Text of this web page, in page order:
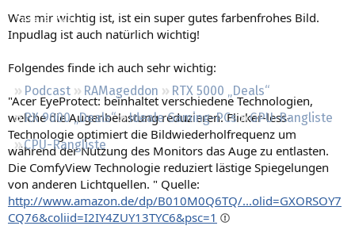
Leserartikel
Podcast RAMageddon
RTX 5000 „Deals“
RX 9000 „Deals“
Ideale Gaming-PCs
GPU-Rangliste
CPU-Rangliste
Was mir wichtig ist, ist ein super gutes farbenfrohes Bild.
Inpudlag ist auch natürlich wichtig!
Folgendes finde ich auch sehr wichtig:
"Acer EyeProtect: beinhaltet verschiedene Technologien,
welche die Augenbelastung reduzieren. Flicker-less-
Technologie optimiert die Bildwiederholfrequenz um
während der Nutzung des Monitors das Auge zu entlasten.
Die ComfyView Technologie reduziert lästige Spiegelungen
von anderen Lichtquellen. " Quelle:
http://www.amazon.de/dp/B010M0Q6TQ/...olid=GXORSOY7
CQ76&coliid=I2IY4ZUY13TYC6&psc=1